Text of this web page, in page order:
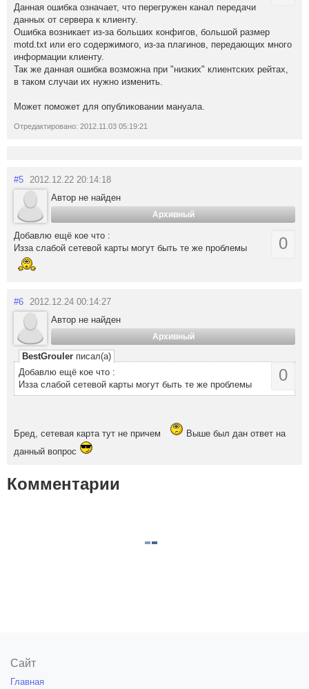
Данная ошибка означает, что перегружен канал передачи
данных от сервера к клиенту.
Ошибка возникает из-за больших конфигов, большой размер
motd.txt или его содержимого, из-за плагинов, передающих много
информации клиенту.
Так же данная ошибка возможна при "низких" клиентских рейтах,
в таком случаи их нужно изменить.
Может поможет для опубликовании мануала.
Отредактировано: 2012.11.03 05:19:21
#5 2012.12.22 20:14:18
Автор не найден
Архивный
0
Добавлю ещё кое что :
Изза слабой сетевой карты могут быть те же проблемы
#6 2012.12.24 00:14:27
Автор не найден
Архивный
0
BestGrouler писал(а)
Добавлю ещё кое что :
Изза слабой сетевой карты могут быть те же проблемы
Бред, сетевая карта тут не причем
Выше был дан ответ на
данный вопрос
Комментарии
Сайт
Главная